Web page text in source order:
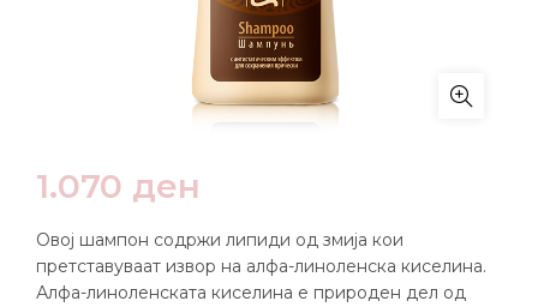
1.070 ден
Овој шампон содржи липиди од змија кои
претставуваат извор на алфа-линоленска киселина.
Алфа-линоленската киселина е природен дел од